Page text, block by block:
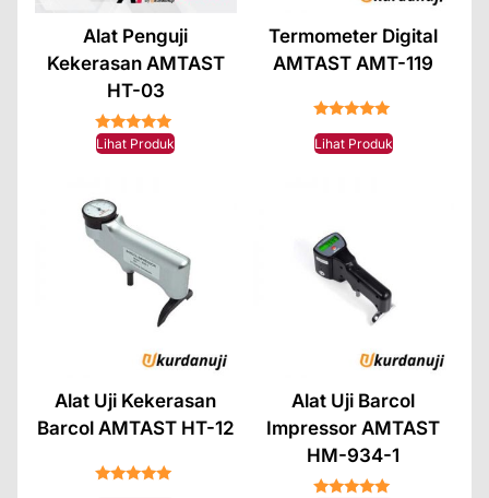
Alat Penguji
Kekerasan AMTAST
HT-03
★★★★★
Lihat Produk
Termometer Digital
AMTAST AMT-119
Lihat Produk
Alat Uji Kekerasan
Barcol AMTAST HT-12
Alat Uji Barcol
Impressor AMTAST
HM-934-1